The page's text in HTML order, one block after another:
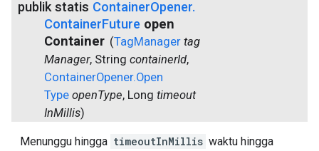
publik statis ContainerOpener.
ContainerFuture open
Container (TagManager tag
Manager, String containerId,
ContainerOpener.Open
Type openType, Long timeout
InMillis)
Menunggu hingga timeoutInMillis waktu hingga